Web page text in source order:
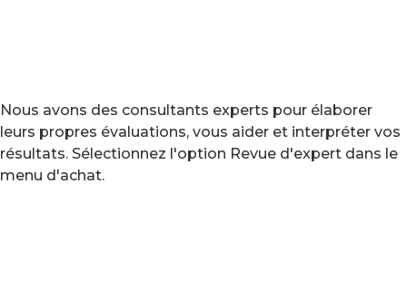
Nous avons des consultants experts pour élaborer
leurs propres évaluations, vous aider et interpréter vos
résultats. Sélectionnez l'option Revue d'expert dans le
menu d'achat.